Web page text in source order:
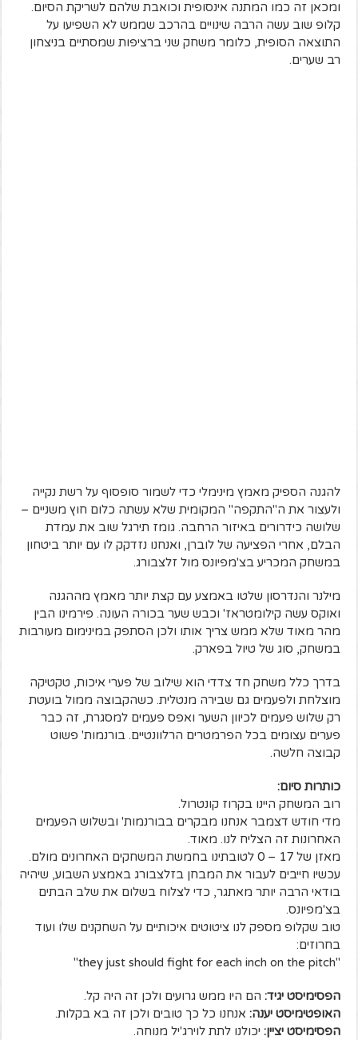
ומכאן זה כמו המתנה אינסופית וכואבת שלהם לשריקת הסיום.
קלופ שוב עשה הרבה שינויים בהרכב שממש לא השפיעו על
התוצאה הסופית, כלומר משחק שני ברציפות שמסתיים בניצחון
רב שערים.
להגנה הספיק מאמץ מינימלי כדי לשמור סופסוף על רשת נקייה
ולעצור את ה"התקפה" המקומית שלא עשתה כלום חוץ משניים –
שלושה כידרורים באיזור הרחבה. גומז תירגל שוב את עמדת
הבלם, אחרי הפציעה של לוברן, ואנחנו נזדקק לו עם יותר ביטחון
במשחק המכריע בצ'מפיונס מול זלצבורג.
מילנר והנדרסון שלטו באמצע עם קצת יותר מאמץ מההגנה
ואוקס עשה קילומטראז' וכבש שער בכורה העונה. פירמינו הבין
מהר מאוד שלא ממש צריך אותו ולכן הסתפק במינימום מעורבות
במשחק, סוג של טיול בפארק.
בדרך כלל משחק חד צדדי הוא שילוב של פערי איכות, טקטיקה
מוצלחת ולפעמים גם שבירה מנטלית. כשהקבוצה ממול בועטת
רק שלוש פעמים לכיוון השער ואפס פעמים למסגרת, זה כבר
פערים עצומים בכל הפרמטרים הרלוונטיים. בורנמות' פשוט
קבוצה חלשה.
כותרות סיום:
רוב המשחק היינו בקרוז קונטרול.
מדי חודש דצמבר אנחנו מבקרים בבורנמות' ובשלוש הפעמים
האחרונות זה הצליח לנו. מאוד.
מאזן של 17 – 0 לטובתינו בחמשת המשחקים האחרונים מולם.
עכשיו חייבים לעבור את המבחן בזלצבורג באמצע השבוע, שיהיה
בודאי הרבה יותר מאתגר, כדי לצלוח בשלום את שלב הבתים
בצ'מפיונס.
טוב שקלופ מספק לנו ציטוטים איכותיים על השחקנים שלו ועוד
בחרוזים:
"they just should fight for each inch on the pitch"
הפסימיסט יגיד: הם היו ממש גרועים ולכן זה היה קל.
האופטימיסט יענה: אנחנו כל כך טובים ולכן זה בא בקלות.
הפסימיסט יציין: יכולנו לתת לוירג'יל מנוחה.